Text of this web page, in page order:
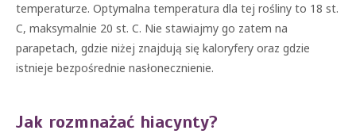
temperaturze. Optymalna temperatura dla tej rośliny to 18 st.
C, maksymalnie 20 st. C. Nie stawiajmy go zatem na
parapetach, gdzie niżej znajdują się kaloryfery oraz gdzie
istnieje bezpośrednie nasłonecznienie.
Jak rozmnażać hiacynty?